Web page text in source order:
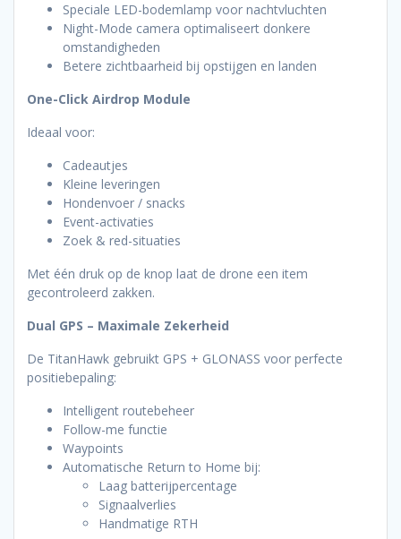
Speciale LED-bodemlamp voor nachtvluchten
Night-Mode camera optimaliseert donkere
omstandigheden
Betere zichtbaarheid bij opstijgen en landen
One-Click Airdrop Module
Ideaal voor:
Cadeautjes
Kleine leveringen
Hondenvoer / snacks
Event-activaties
Zoek & red-situaties
Met één druk op de knop laat de drone een item
gecontroleerd zakken.
Dual GPS – Maximale Zekerheid
De TitanHawk gebruikt GPS + GLONASS voor perfecte
positiebepaling:
Intelligent routebeheer
Follow-me functie
Waypoints
Automatische Return to Home bij:
Laag batterijpercentage
Signaalverlies
Handmatige RTH